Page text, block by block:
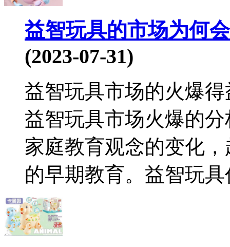
益智玩具的市场为何
(2023-07-31)
益智玩具市场的火爆
益智玩具市场火爆的
家庭教育观念的变化
的早期教育。益智玩